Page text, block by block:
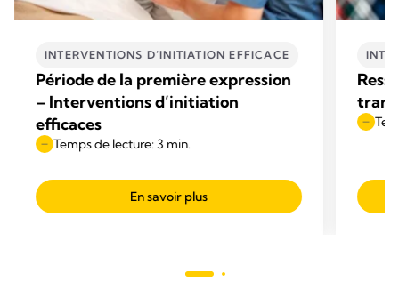
INTERVENTIONS D’INITIATION EFFICACE
Période de la première expression
– Interventions d’initiation
efficaces
Temps de lecture: 3 min.
En savoir plus